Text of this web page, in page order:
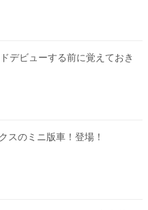
デビューする前に覚えておき
スのミニ版車！登場！